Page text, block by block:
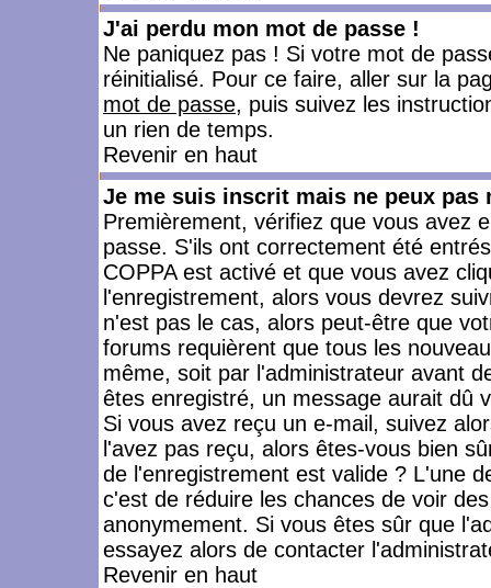
J'ai perdu mon mot de passe !
Ne paniquez pas ! Si votre mot de
réinitialisé. Pour ce faire, aller sur la
mot de passe, puis suivez les
un rien de temps.
Revenir en haut
Je me suis inscrit mais ne peux pas
Premièrement, vérifiez que vous avez
passe. S'ils ont correctement été
COPPA est activé et que vous avez
l'enregistrement, alors vous devrez
n'est pas le cas, alors peut-être que
forums requièrent que tous les
même, soit par l'administrateur avant
êtes enregistré, un message aurait dû
Si vous avez reçu un e-mail, suivez
l'avez pas reçu, alors êtes-vous bien
de l'enregistrement est valide ? L'une
c'est de réduire les chances de voir
anonymement. Si vous êtes sûr que
essayez alors de contacter
Revenir en haut